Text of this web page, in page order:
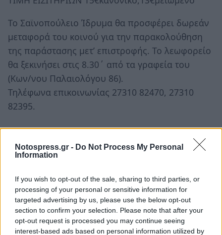
Notospress.gr - Do Not Process My Personal
Information
If you wish to opt-out of the sale, sharing to third parties, or
processing of your personal or sensitive information for
targeted advertising by us, please use the below opt-out
section to confirm your selection. Please note that after your
opt-out request is processed you may continue seeing
interest-based ads based on personal information utilized by
Το Σαϊνοπούλειο Ίδρυμα θα προσφέρει δωρεάν
μεταφορά του κοινού για την παρακολούθηση
της παράστασης μετ’ επιστροφής. Το λεωφορείο
θα ξεκινήσει στις 8.30΄ από τα γραφεία του
(Κων/νου Παλαιολόγου 86).
Τηλέφωνα επικοινωνίας 27310 82470, 27310
82395.
TAGS: ΘΕΑΤΡΟ